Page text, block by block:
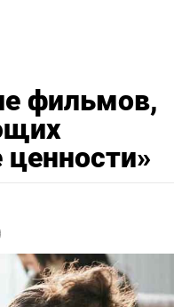
фильмов,